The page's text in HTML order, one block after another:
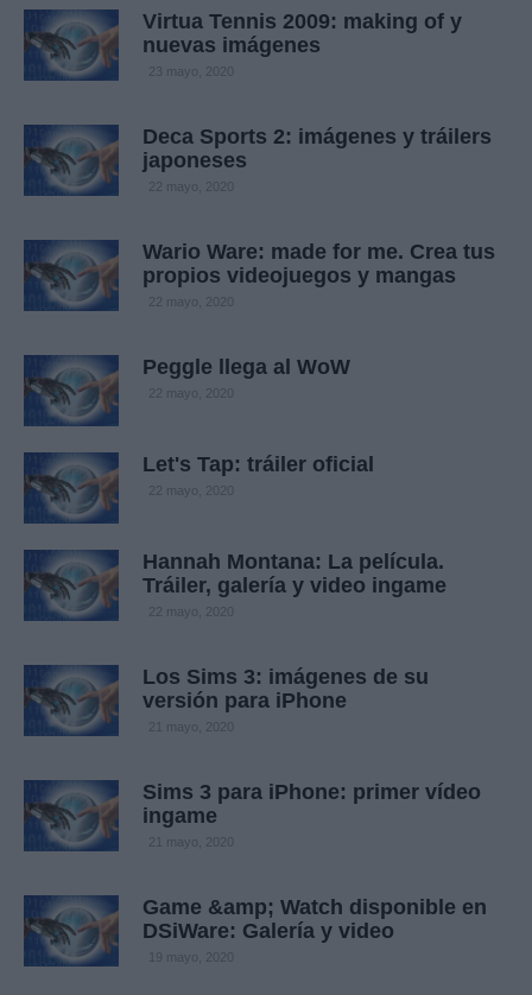
Virtua Tennis 2009: making of y
nuevas imágenes
23 mayo, 2020
Deca Sports 2: imágenes y tráilers
japoneses
22 mayo, 2020
Wario Ware: made for me. Crea tus
propios videojuegos y mangas
22 mayo, 2020
Peggle llega al WoW
22 mayo, 2020
Let's Tap: tráiler oficial
22 mayo, 2020
Hannah Montana: La película.
Tráiler, galería y video ingame
22 mayo, 2020
Los Sims 3: imágenes de su
versión para iPhone
21 mayo, 2020
Sims 3 para iPhone: primer vídeo
ingame
21 mayo, 2020
Game &amp; Watch disponible en
DSiWare: Galería y video
19 mayo, 2020